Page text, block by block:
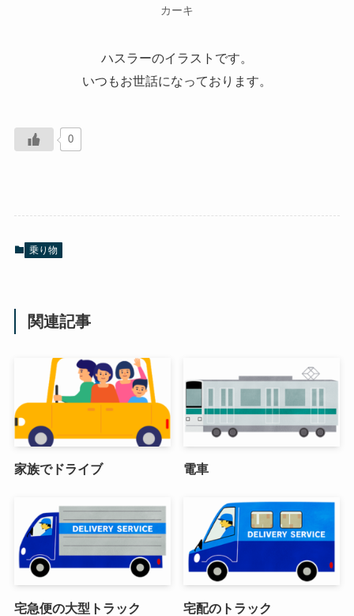
カーキ
ハスラーのイラストです。
いつもお世話になっております。
0
乗り物
関連記事
家族でドライブ 電車
宅急便の大型トラック 宅配のトラック